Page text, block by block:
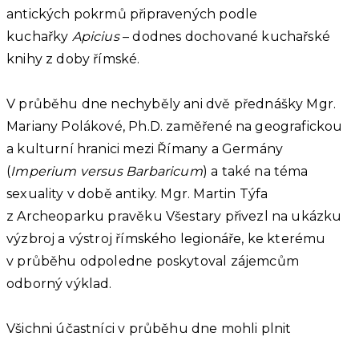
antických pokrmů připravených podle
kuchařky Apicius– dodnes dochované kuchařské
knihy z doby římské.
V průběhu dne nechyběly ani dvě přednášky Mgr.
Mariany Polákové, Ph.D. zaměřené na geografickou
a kulturní hranici mezi Římany a Germány
(Imperium versus Barbaricum) a také na téma
sexuality v době antiky. Mgr. Martin Týfa
z Archeoparku pravěku Všestary přivezl na ukázku
výzbroj a výstroj římského legionáře, ke kterému
v průběhu odpoledne poskytoval zájemcům
odborný výklad.
Všichni účastníci v průběhu dne mohli plnit